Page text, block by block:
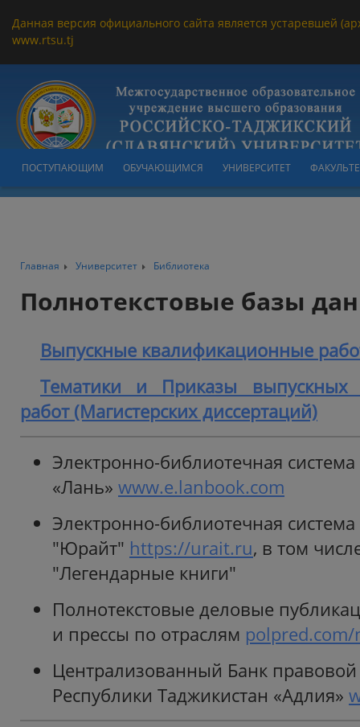
Данная версия официального сайта является устаревшей
www.rtsu.tj
ПОСТУПАЮЩИМ ОБУЧАЮЩИМСЯ УНИВЕРСИТЕТ
Главная Университет Библиотека
Полнотекстовые базы
Выпускные квалификационные
Тематики и Приказы выпускных
работ (Магистерских диссертаций)
Электронно-библиотечная система
«Лань» www.e.lanbook.com
Электронно-библиотечная система
"Юрайт" https://urait.ru, в том
"Легендарные книги"
Полнотекстовые деловые
и прессы по отраслям
Централизованный Банк
Республики Таджикистан «Адлия»